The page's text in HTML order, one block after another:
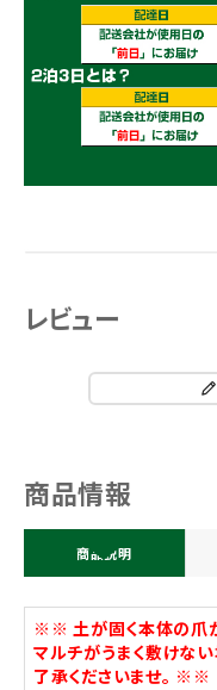
レビュー
商品情報
商品説明
※※ 土が固く本体の爪
マルチがうまく敷けな
了承くださいませ。 ※※